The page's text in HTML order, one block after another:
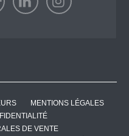
MENTIONS LÉGALES
DE VENTE